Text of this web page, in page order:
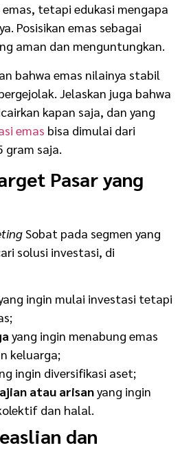
tetapi edukasi mengapa
Posisikan emas sebagai
aman dan menguntungkan.
bahwa emas nilainya stabil
Jelaskan juga bahwa
kapan saja, dan yang
emas bisa dimulai dari
gram saja.
Pasar yang
Sobat pada segmen yang
solusi investasi, di
ingin mulai investasi tetapi
yang ingin menabung emas
keluarga;
ingin diversifikasi aset;
atau arisanyang ingin
dan halal.
dan